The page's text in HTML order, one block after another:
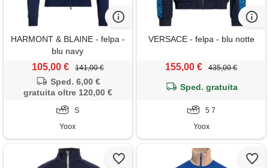
HARMONT & BLAINE - felpa -
blu navy
105,00 € 141,00 €
Sped. 6,00 €
gratuita oltre 120,00 €
S
Yoox
VERSACE - felpa - blu notte
155,00 € 435,00 €
Sped. gratuita
5 7
Yoox